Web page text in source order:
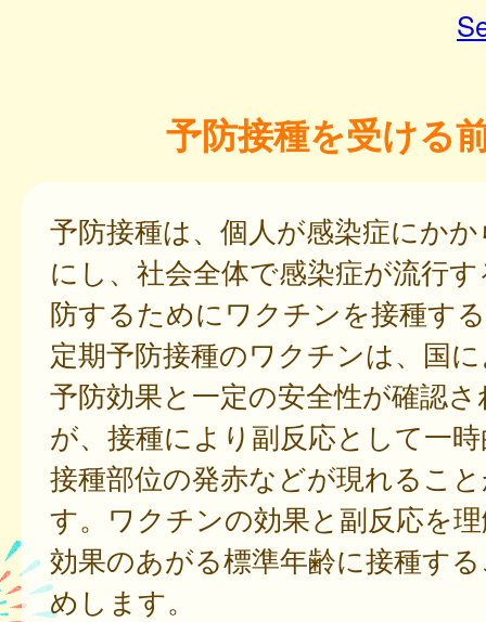
予防接種を受ける
予防接種は、個人が感染症にか
にし、社会全体で感染症が流行
防するためにワクチンを接種す
定期予防接種のワクチンは、国
予防効果と一定の安全性が確認
が、接種により副反応として一
接種部位の発赤などが現れるこ
す。ワクチンの効果と副反応を
効果のあがる標準年齢に接種す
めします。